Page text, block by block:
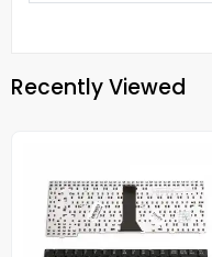
Recently Viewed